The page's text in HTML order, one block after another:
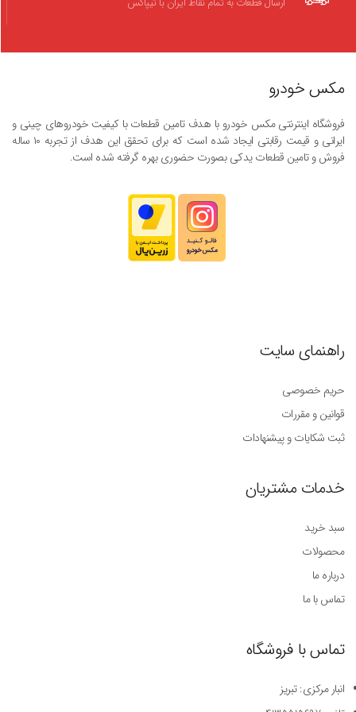
مکس خودرو
فروشگاه اینترنتی مکس خودرو با هدف تامین قطعات با کیفیت خودروهای چینی و
ایرانی و قیمت رقابتی ایجاد شده است که برای تحقق این هدف از تجربه ۱۰ ساله
فروش و تامین قطعات یدکی بصورت حضوری بهره گرفته شده است.
راهنمای سایت
حریم خصوصی
قوانین و مقررات
ثبت شکایات و پیشنهادات
خدمات مشتریان
سبد خرید
محصولات
درباره ما
تماس با ما
تماس با فروشگاه
انبار مرکزی: تبریز